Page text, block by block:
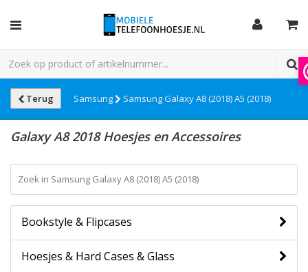
Terug Samsung Samsung Galaxy A8 (2018) A5 (2018)
Galaxy A8 2018 Hoesjes en Accessoires
Bookstyle & Flipcases
Hoesjes & Hard Cases & Glass